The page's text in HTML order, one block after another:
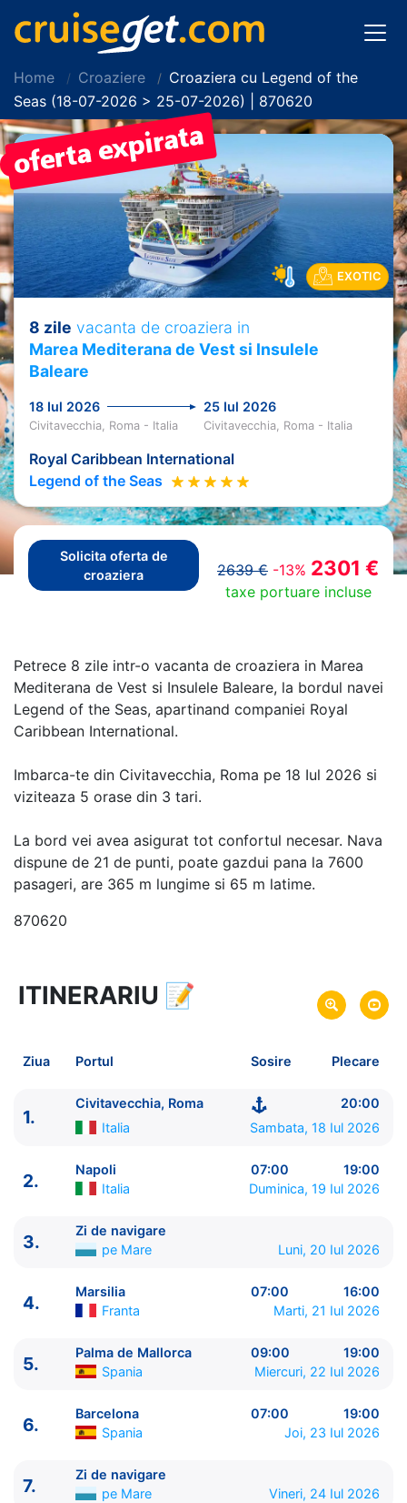
Home Croaziere
Croaziera cu Legend of the
Seas (18-07-2026 > 25-07-2026) | 870620
PRET REDUS!
EXOTIC
8 zile vacanta de croaziera in
Marea Mediterana de Vest si Insulele
Baleare
18 Iul 2026 25 Iul 2026
Civitavecchia, Roma - Italia Civitavecchia, Roma - Italia
Royal Caribbean International
Legend of the Seas
Solicita oferta de
croaziera
2639 € -13% 2301 €
taxe portuare incluse
Petrece 8 zile intr-o vacanta de croaziera in Marea
Mediterana de Vest si Insulele Baleare, la bordul navei
Legend of the Seas, apartinand companiei Royal
Caribbean International.
Imbarca-te din Civitavecchia, Roma pe 18 Iul 2026 si
viziteaza 5 orase din 3 tari.
La bord vei avea asigurat tot confortul necesar. Nava
dispune de 21 de punti, poate gazdui pana la 7600
pasageri, are 365 m lungime si 65 m latime.
870620
8 zile vacanta de croaziera in
Marea Mediterana de Vest si Insulele Baleare -
link
Sosire pe 25 Iul 2026 in Civitavecchia, Roma, Italia
Royal Caribbean International
Legend of the Seas
ITINERARIU
Ziua | Portul | Sosire - Plecare
Civitavecchia, Roma
2.
Napoli Italia 07:00 - 19:00
ITINERARIU 📝
Ziua Portul Sosire Plecare
1.
Civitavecchia, Roma
20:00
Italia
Sambata, 18 Iul 2026
2.
Napoli 07:00
19:00
Italia
Duminica, 19 Iul 2026
3.
Zi de navigare
pe Mare
Luni, 20 Iul 2026
4.
Marsilia 07:00
16:00
Franta
Marti, 21 Iul 2026
5.
Palma de Mallorca 09:00
19:00
Spania
Miercuri, 22 Iul 2026
6.
Barcelona 07:00
19:00
Spania
Joi, 23 Iul 2026
7.
Zi de navigare
pe Mare
Vineri, 24 Iul 2026